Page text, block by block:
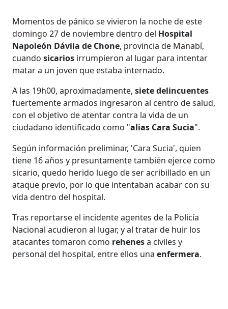
Momentos de pánico se vivieron la noche de este
domingo 27 de noviembre dentro del Hospital
Napoleón Dávila de Chone, provincia de Manabí,
cuandosicarios irrumpieron al lugar para intentar
matar a un joven que estaba internado.
A las 19h00, aproximadamente,siete delincuentes
fuertemente armados ingresaron al centro de salud,
con el objetivo de atentar contra la vida de un
ciudadano identificado como "alias Cara Sucia".
Según información preliminar, 'Cara Sucia', quien
tiene 16 años y presuntamente también ejerce como
sicario, quedo herido luego de ser acribillado en un
ataque previo, por lo que intentaban acabar con su
vida dentro del hospital.
Tras reportarse el incidente agentes de la Policía
Nacional acudieron al lugar, y al tratar de huir los
atacantes tomaron como rehenesa civiles y
personal del hospital, entre ellos unaenfermera.